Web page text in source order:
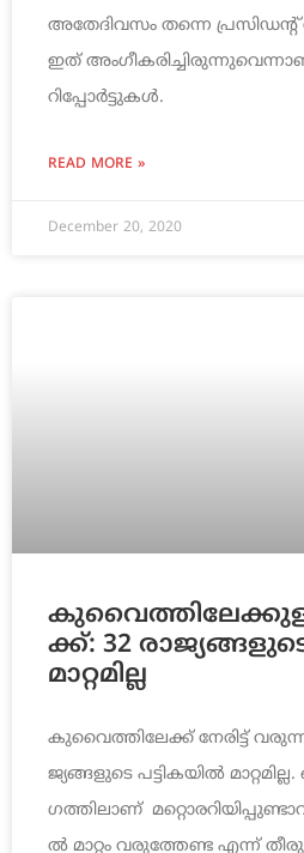
അതേദിവസം തന്നെ പ്രസിഡന്റ്
ഇത്
റിപ്പോര്‍ട്ടുകള്‍.
READ MORE »
December 20, 2020
ക്ക്​: 32
മാ​റ്റ​മി​ല്ല
കു​വൈ​ത്തി​ലേ​ക്ക്​ നേ​രി​ട്ട്​
ജ്യ​ങ്ങ​ളു​ടെ പ​ട്ടി​ക​യി​ല്‍
ഗത്തിലാണ്
ല്‍ മാ​റ്റം വ​രു​ത്തേ​ണ്ട എ​ന്ന്​